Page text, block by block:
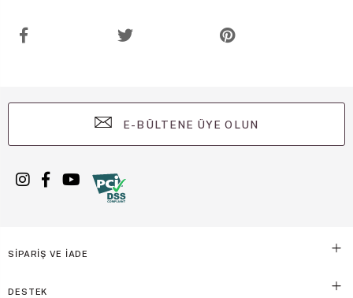
E-BÜLTENE ÜYE OLUN
SİPARİŞ VE İADE
DESTEK